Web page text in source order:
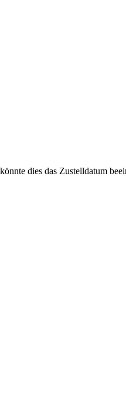
dies das Zustelldatum